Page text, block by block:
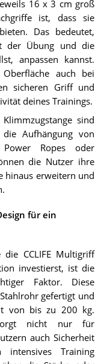
16 x 3 cm groß
ist, dass sie
Das bedeutet,
der Übung und die
anpassen kannst.
auch bei
sicheren Griff und
deines Trainings.
sind
Aufhängung von
Power Ropes oder
die Nutzer ihre
hinaus erweitern und
für ein
CCLIFE Multigriff
investierst, ist die
Faktor. Diese
gefertigt und
von bis zu 200 kg.
nicht nur für
auch Sicherheit
Training